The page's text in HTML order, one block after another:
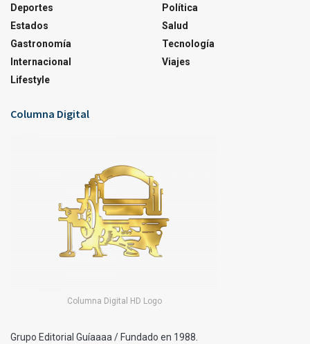
Deportes
Estados
Gastronomía
Internacional
Lifestyle
Política
Salud
Tecnología
Viajes
Columna Digital
Columna Digital HD Logo
Grupo Editorial Guíaaaa / Fundado en 1988.